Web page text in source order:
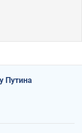
Путина